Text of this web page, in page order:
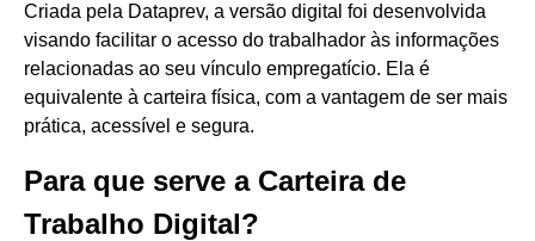
Criada pela Dataprev, a versão digital foi desenvolvida
visando facilitar o acesso do trabalhador às informações
relacionadas ao seu vínculo empregatício. Ela é
equivalente à carteira física, com a vantagem de ser mais
prática, acessível e segura.
Para que serve a Carteira de
Trabalho Digital?